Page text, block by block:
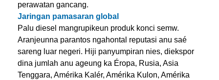
perawatan gancang.
Jaringan pamasaran global
Palu diesel mangrupikeun produk konci semw.
Aranjeunna parantos ngahontal reputasi anu saé
sareng luar negeri. Hiji panyumpiran nies, diekspor
dina jumlah anu ageung ka Éropa, Rusia, Asia
Tenggara, Amérika Kalér, Amérika Kulon, Amérika